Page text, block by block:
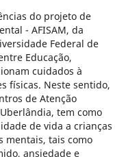
do projeto de
- AFISAM, da
Federal de
Educação,
cuidados à
físicas. Neste sentido,
de Atenção
tem como
de vida a crianças
mentais, tais como
ansiedade e